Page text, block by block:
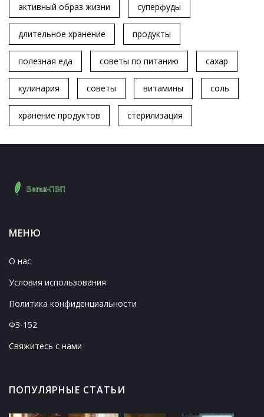
активный образ жизни суперфуды
длительное хранение продукты
полезная еда советы по питанию сахар
кулинария советы витамины соль
хранение продуктов стерилизация
МЕНЮ
О нас
Условия использования
Политика конфиденциальности
ФЗ-152
Свяжитесь с нами
ПОПУЛЯРНЫЕ СТАТЬИ